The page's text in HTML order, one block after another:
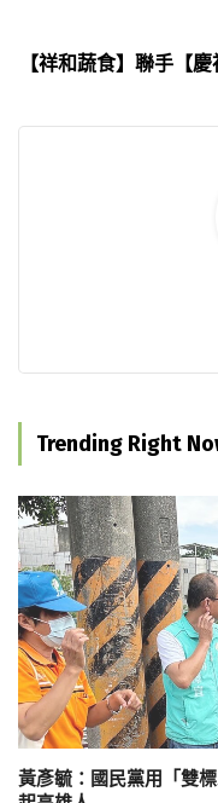
【祥和蔬食】聯手【
Trending Right
黃彥毓：國民黨用「雙